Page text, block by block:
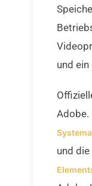
und
Adobe.
und die